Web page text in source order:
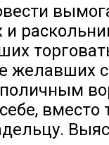
желавших
вместо